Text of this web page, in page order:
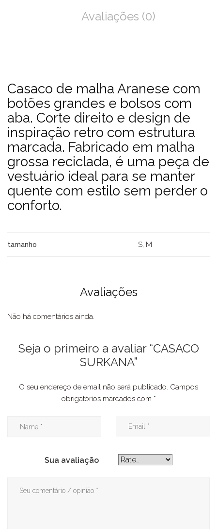
Avaliações (0)
Casaco de malha Aranese com
botões grandes e bolsos com
aba. Corte direito e design de
inspiração retro com estrutura
marcada. Fabricado em malha
grossa reciclada, é uma peça de
vestuário ideal para se manter
quente com estilo sem perder o
conforto.
tamanho S, M
Avaliações
Não há comentários ainda.
Seja o primeiro a avaliar “CASACO
SURKANA”
O seu endereço de email não será publicado. Campos
obrigatórios marcados com *
Sua avaliação